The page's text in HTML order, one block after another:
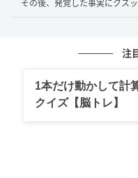
ん。そこで案内された
きしてしまいそうです
機内で提供される温か
お茶、あるいはコンソ
その後、発覚した事実にクス
注
1本だけ動かして計
クイズ【脳トレ】